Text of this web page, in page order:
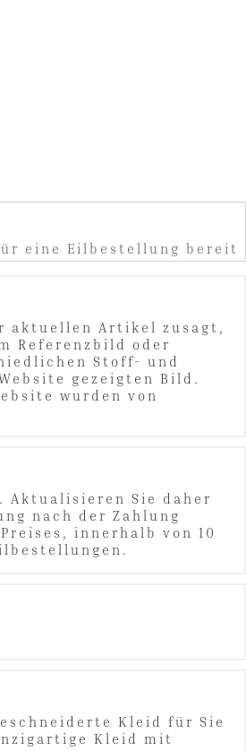
eine Eilbestellung bereit
aktuellen Artikel zusagt,
Referenzbild oder
Stoff- und
gezeigten Bild.
wurden von
Aktualisieren Sie daher
nach der Zahlung
innerhalb von 10
Kleid für Sie
Kleid mit